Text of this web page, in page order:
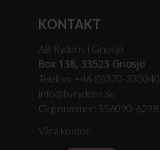
KONTAKT
AB Rydéns i Gnosjö
Box 138, 33523 Gnosjö
Telefon: +46 (0)370-333040
info@byrydens.se
Org.nummer: 556090-6298
Våra kontor